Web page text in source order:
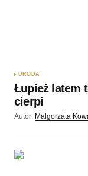
URODA
Łupież latem
cierpi
Autor: Malgorzata